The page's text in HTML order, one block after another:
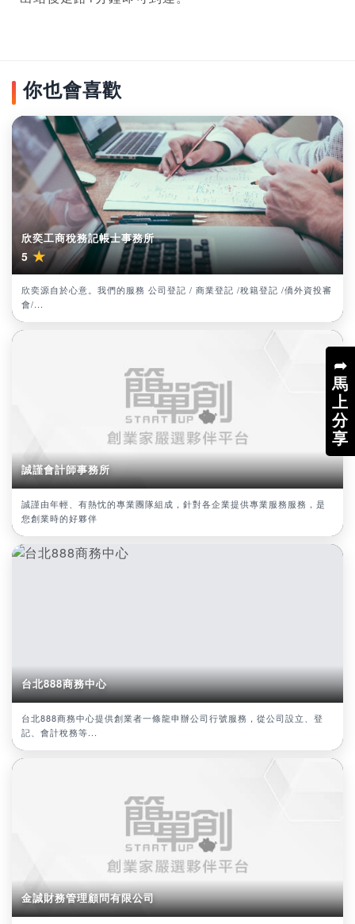
➦
馬
上
分
享
你也會喜歡
欣奕工商稅務記帳士事務所
5★
欣奕源自於心意。我們的服務 公司登記 / 商業登記 /稅籍登記 /僑外資投審
會/...
誠謹會計師事務所
誠謹由年輕、有熱忱的專業團隊組成，針對各企業提供專業服務服務，是
您創業時的好夥伴
台北888商務中心
台北888商務中心提供創業者一條龍申辦公司行號服務，從公司設立、登
記、會計稅務等...
金誠財務管理顧問有限公司